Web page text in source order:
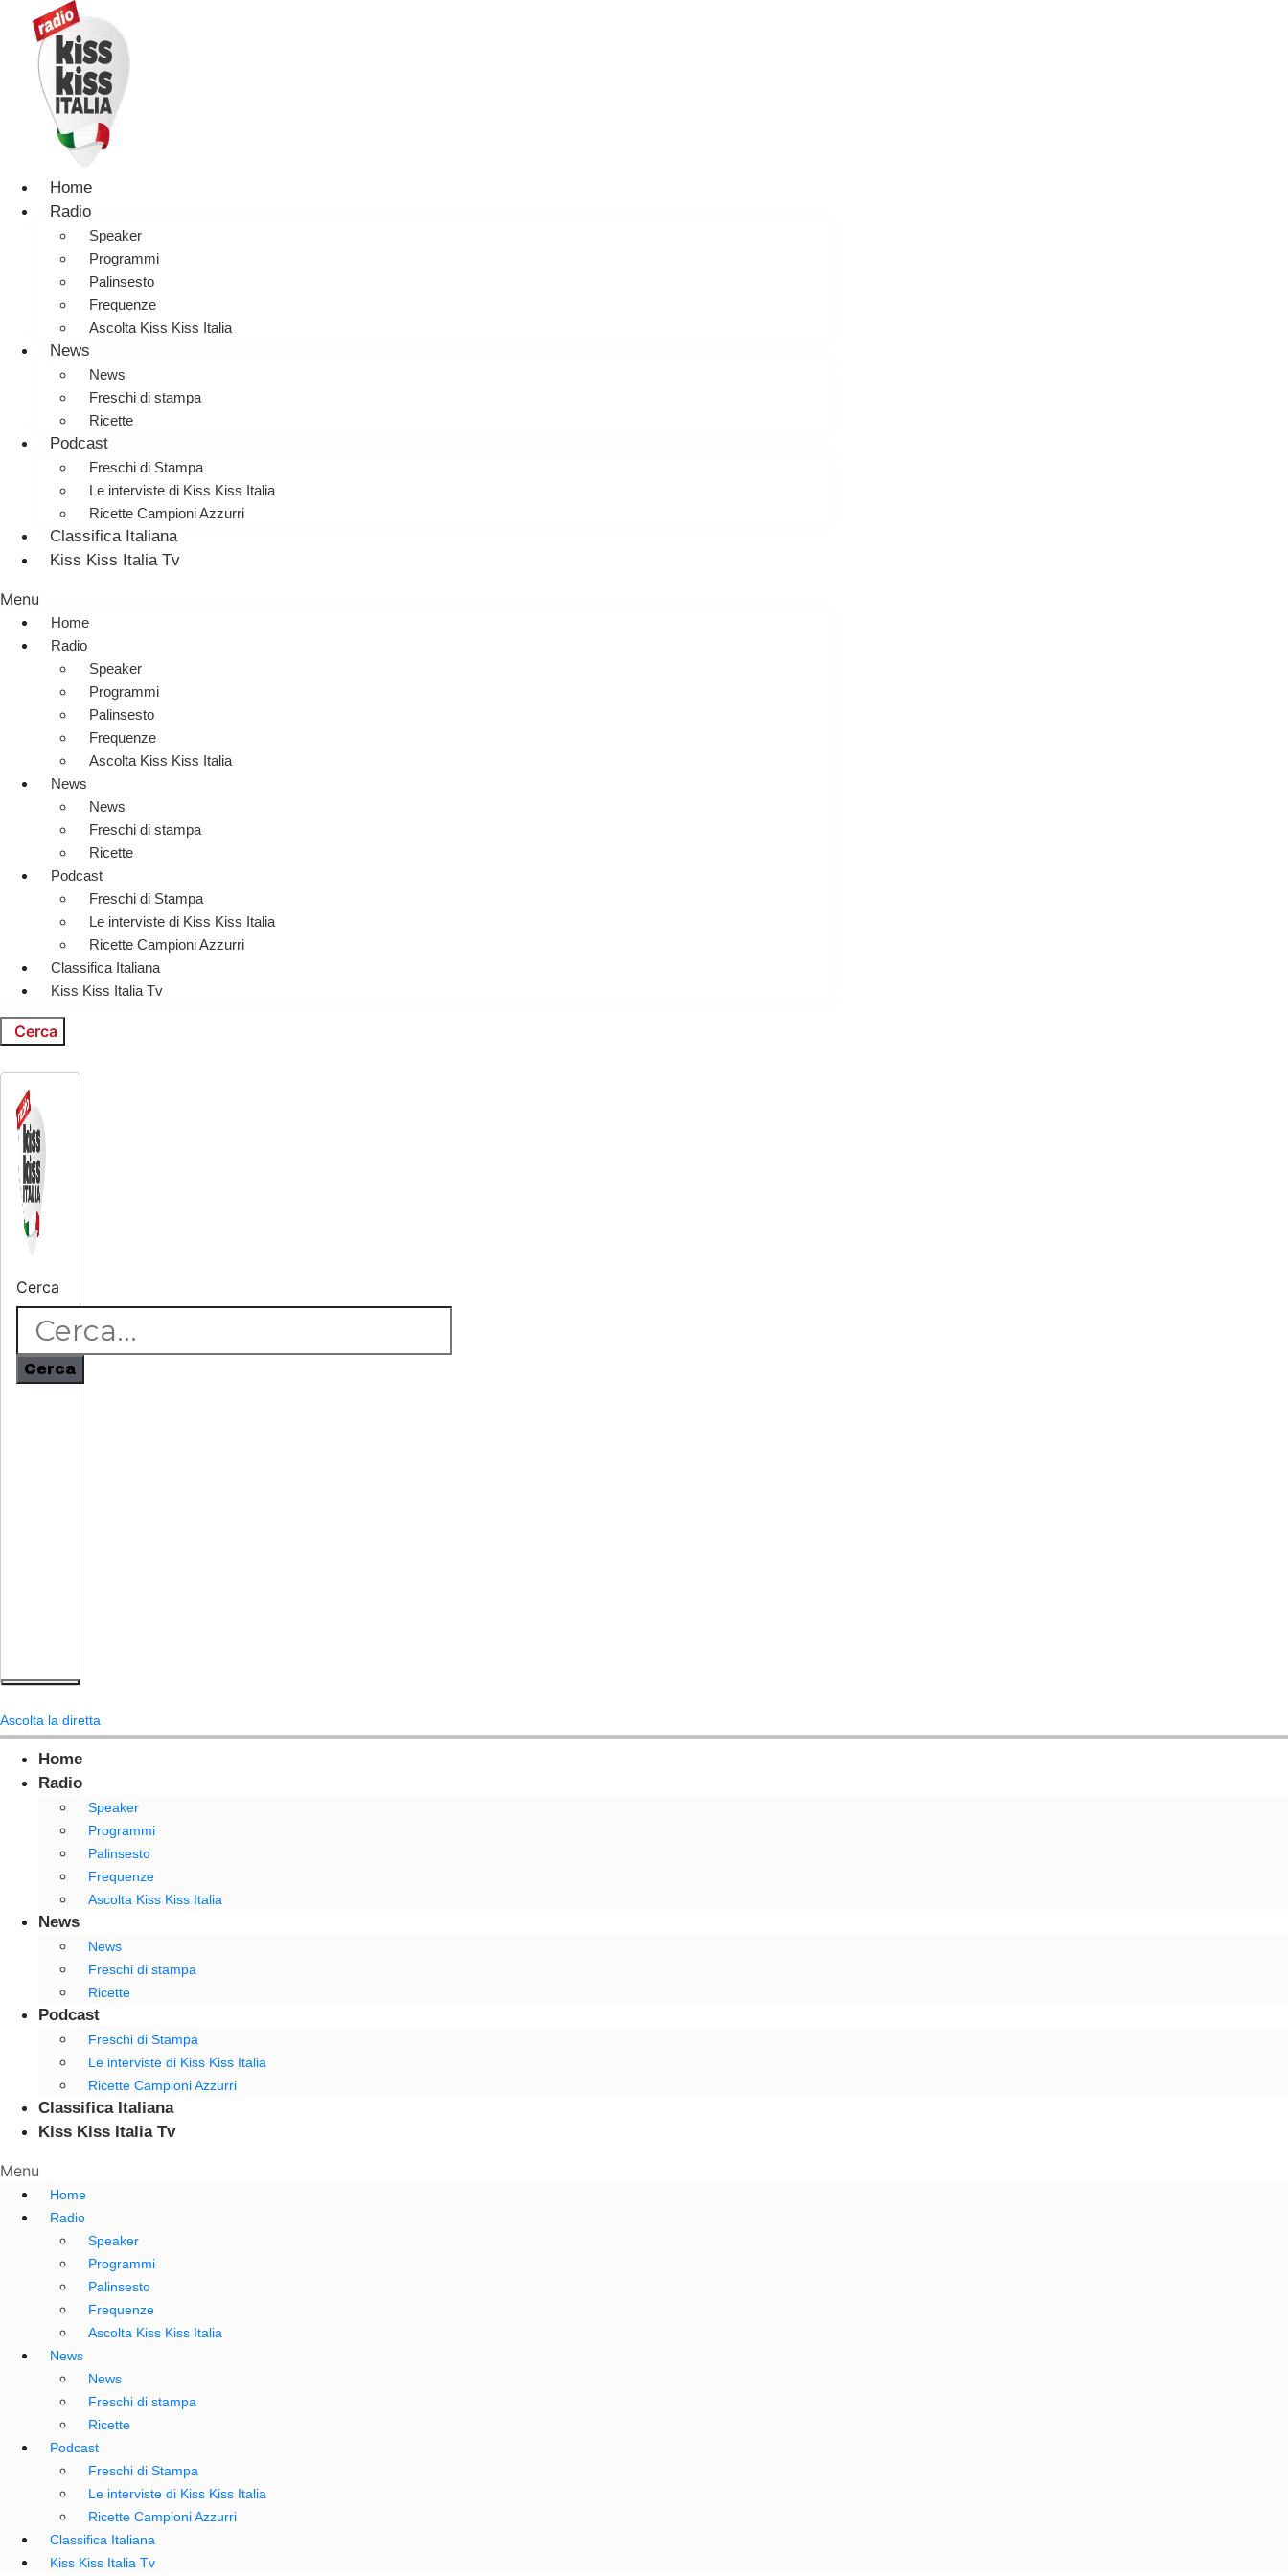
Home
Radio
Speaker
Programmi
Palinsesto
Frequenze
Ascolta Kiss Kiss Italia
News
News
Freschi di stampa
Ricette
Podcast
Freschi di Stampa
Le interviste di Kiss Kiss Italia
Ricette Campioni Azzurri
Classifica Italiana
Kiss Kiss Italia Tv
Menu
Home
Radio
Speaker
Programmi
Palinsesto
Frequenze
Ascolta Kiss Kiss Italia
News
News
Freschi di stampa
Ricette
Podcast
Freschi di Stampa
Le interviste di Kiss Kiss Italia
Ricette Campioni Azzurri
Classifica Italiana
Kiss Kiss Italia Tv
Cerca
Cerca
Cerca
Ascolta la diretta
Home
Radio
Speaker
Programmi
Palinsesto
Frequenze
Ascolta Kiss Kiss Italia
News
News
Freschi di stampa
Ricette
Podcast
Freschi di Stampa
Le interviste di Kiss Kiss Italia
Ricette Campioni Azzurri
Classifica Italiana
Kiss Kiss Italia Tv
Menu
Home
Radio
Speaker
Programmi
Palinsesto
Frequenze
Ascolta Kiss Kiss Italia
News
News
Freschi di stampa
Ricette
Podcast
Freschi di Stampa
Le interviste di Kiss Kiss Italia
Ricette Campioni Azzurri
Classifica Italiana
Kiss Kiss Italia Tv